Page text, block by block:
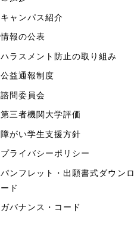
キャンパス紹介
情報の公表
ハラスメント防止の取り組み
公益通報制度
諮問委員会
第三者機関大学評価
障がい学生支援方針
プライバシーポリシー
パンフレット・出願書式ダウンロ
ード
ガバナンス・コード